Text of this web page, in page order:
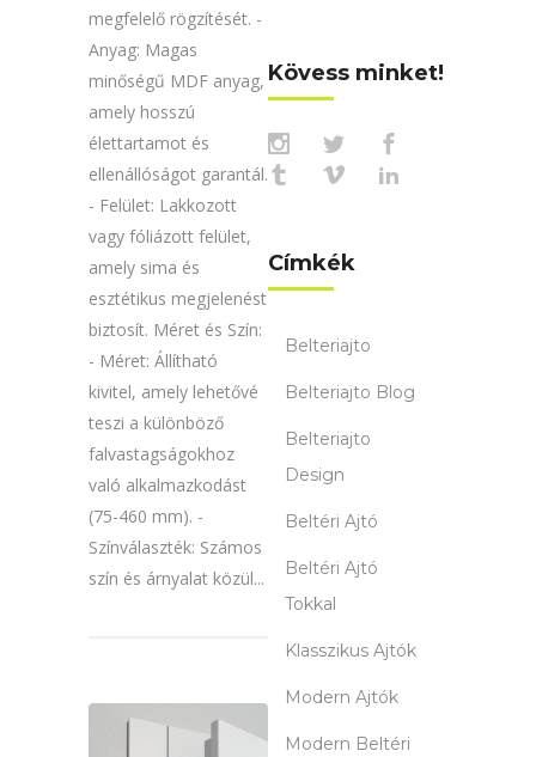
megfelelő rögzítését. -
Anyag: Magas
minőségű MDF anyag,
amely hosszú
élettartamot és
ellenállóságot garantál.
- Felület: Lakkozott
vagy fóliázott felület,
amely sima és
esztétikus megjelenést
biztosít. Méret és Szín:
- Méret: Állítható
kivitel, amely lehetővé
teszi a különböző
falvastagságokhoz
való alkalmazkodást
(75-460 mm). -
Színválaszték: Számos
szín és árnyalat közül...
Kövess minket!
Címkék
Belteriajto
Belteriajto Blog
Belteriajto
Design
Beltéri Ajtó
Beltéri Ajtó
Tokkal
Klasszikus Ajtók
Modern Ajtók
Modern Beltéri